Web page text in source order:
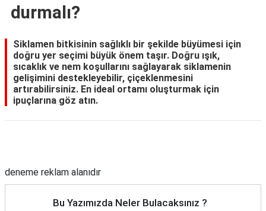
durmalı?
Siklamen bitkisinin sağlıklı bir şekilde büyümesi için
doğru yer seçimi büyük önem taşır. Doğru ışık,
sıcaklık ve nem koşullarını sağlayarak siklamenin
gelişimini destekleyebilir, çiçeklenmesini
artırabilirsiniz. En ideal ortamı oluşturmak için
ipuçlarına göz atın.
deneme reklam alanıdır
Bu Yazımızda Neler Bulacaksınız ?